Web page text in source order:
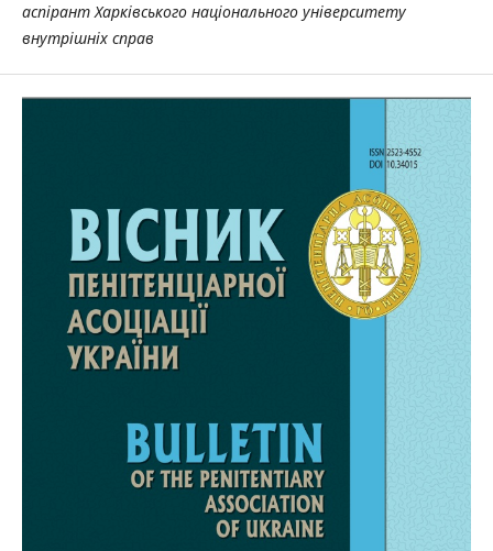
аспірант Харківського національного університету
внутрішніх справ